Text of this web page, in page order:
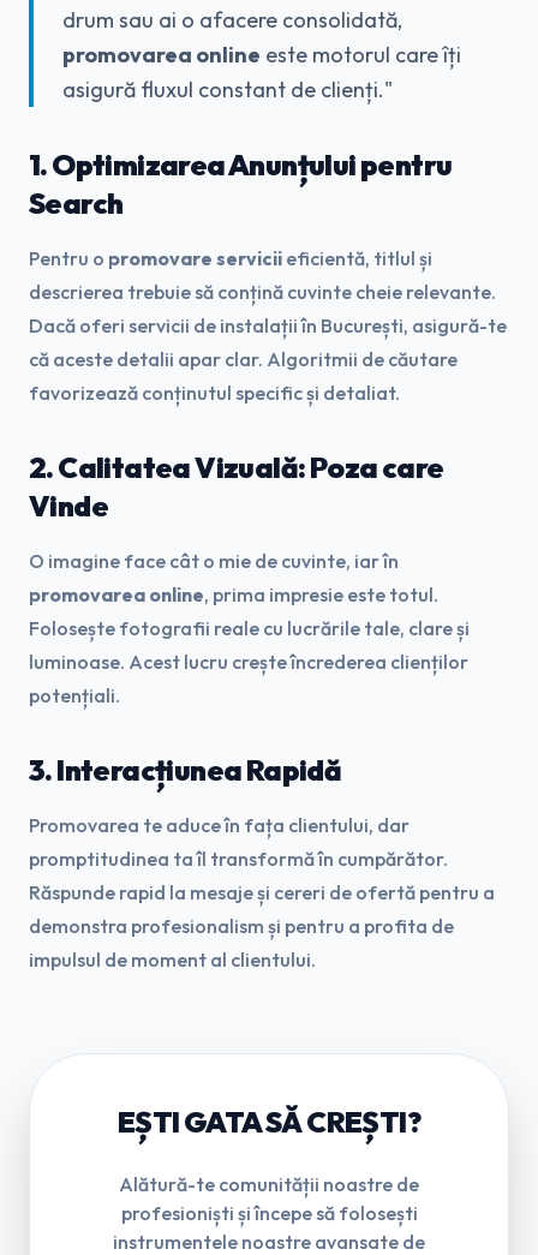
drum sau ai o afacere consolidată,
promovarea online este motorul care îți
asigură fluxul constant de clienți."
1. Optimizarea Anunțului pentru
Search
Pentru o promovare servicii eficientă, titlul și
descrierea trebuie să conțină cuvinte cheie relevante.
Dacă oferi servicii de instalații în București, asigură-te
că aceste detalii apar clar. Algoritmii de căutare
favorizează conținutul specific și detaliat.
2. Calitatea Vizuală: Poza care
Vinde
O imagine face cât o mie de cuvinte, iar în
promovarea online, prima impresie este totul.
Folosește fotografii reale cu lucrările tale, clare și
luminoase. Acest lucru crește încrederea clienților
potențiali.
3. Interacțiunea Rapidă
Promovarea te aduce în fața clientului, dar
promptitudinea ta îl transformă în cumpărător.
Răspunde rapid la mesaje și cereri de ofertă pentru a
demonstra profesionalism și pentru a profita de
impulsul de moment al clientului.
EȘTI GATA SĂ CREȘTI?
Alătură-te comunității noastre de
profesioniști și începe să folosești
instrumentele noastre avansate de